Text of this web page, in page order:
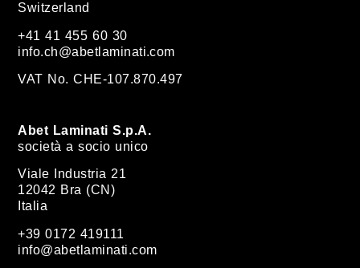
Switzerland
+41 41 455 60 30
info.ch@abetlaminati.com
VAT No. CHE-107.870.497
Abet Laminati S.p.A.
società a socio unico
Viale Industria 21
12042 Bra (CN)
Italia
+39 0172 419111
info@abetlaminati.com